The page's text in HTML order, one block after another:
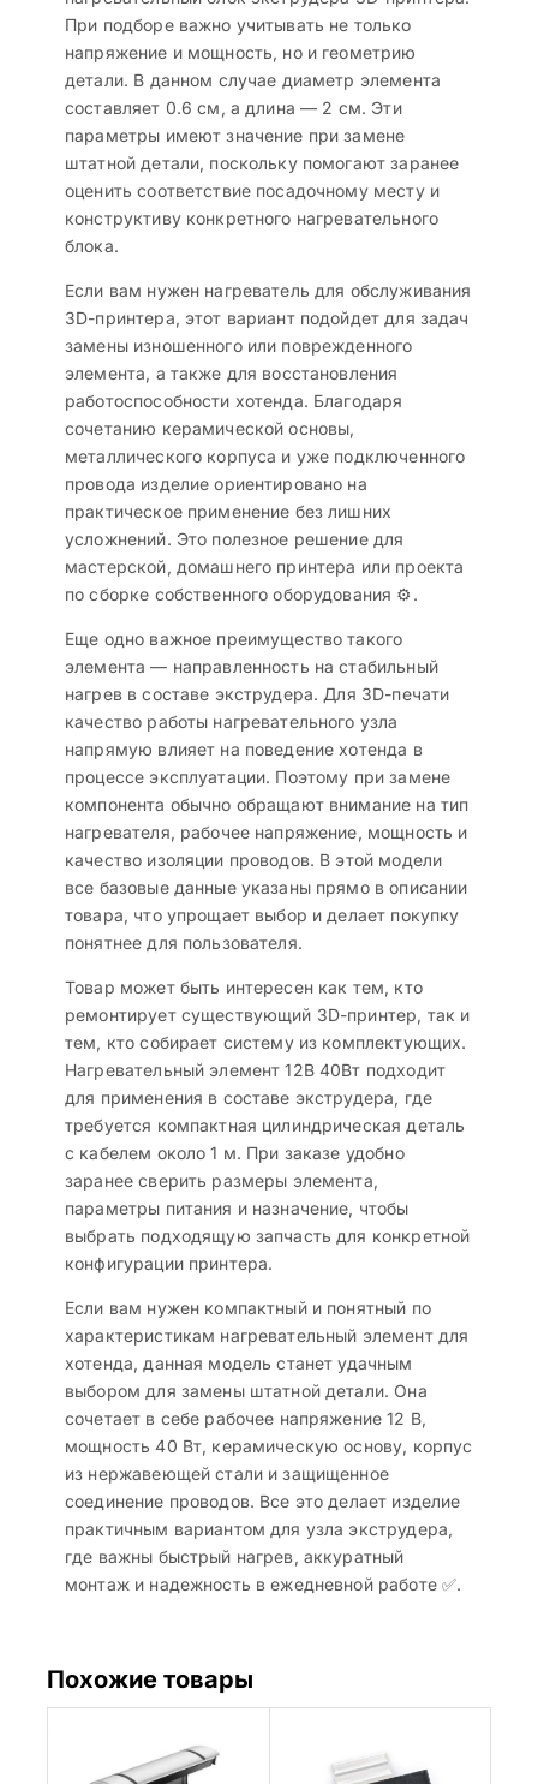
При подборе важно учитывать не только
напряжение и мощность, но и геометрию
детали. В данном случае диаметр элемента
составляет 0.6 см, а длина — 2 см. Эти
параметры имеют значение при замене
штатной детали, поскольку помогают заранее
оценить соответствие посадочному месту и
конструктиву конкретного нагревательного
блока.
Если вам нужен нагреватель для обслуживания
3D-принтера, этот вариант подойдет для задач
замены изношенного или поврежденного
элемента, а также для восстановления
работоспособности хотенда. Благодаря
сочетанию керамической основы,
металлического корпуса и уже подключенного
провода изделие ориентировано на
практическое применение без лишних
усложнений. Это полезное решение для
мастерской, домашнего принтера или проекта
по сборке собственного оборудования ⚙️.
Еще одно важное преимущество такого
элемента — направленность на стабильный
нагрев в составе экструдера. Для 3D-печати
качество работы нагревательного узла
напрямую влияет на поведение хотенда в
процессе эксплуатации. Поэтому при замене
компонента обычно обращают внимание на тип
нагревателя, рабочее напряжение, мощность и
качество изоляции проводов. В этой модели
все базовые данные указаны прямо в описании
товара, что упрощает выбор и делает покупку
понятнее для пользователя.
Товар может быть интересен как тем, кто
ремонтирует существующий 3D-принтер, так и
тем, кто собирает систему из комплектующих.
Нагревательный элемент 12В 40Вт подходит
для применения в составе экструдера, где
требуется компактная цилиндрическая деталь
с кабелем около 1 м. При заказе удобно
заранее сверить размеры элемента,
параметры питания и назначение, чтобы
выбрать подходящую запчасть для конкретной
конфигурации принтера.
Если вам нужен компактный и понятный по
характеристикам нагревательный элемент для
хотенда, данная модель станет удачным
выбором для замены штатной детали. Она
сочетает в себе рабочее напряжение 12 В,
мощность 40 Вт, керамическую основу, корпус
из нержавеющей стали и защищенное
соединение проводов. Все это делает изделие
практичным вариантом для узла экструдера,
где важны быстрый нагрев, аккуратный
монтаж и надежность в ежедневной работе ✅.
Похожие товары